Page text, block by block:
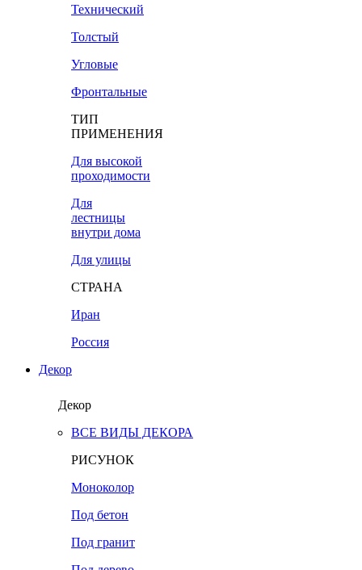
Технический
Толстый
Угловые
Фронтальные
ТИП
ПРИМЕНЕНИЯ
Для высокой
проходимости
Для
лестницы
внутри дома
Для улицы
СТРАНА
Иран
Россия
Декор
Декор
ВСЕ ВИДЫ ДЕКОРА
РИСУНОК
Моноколор
Под бетон
Под гранит